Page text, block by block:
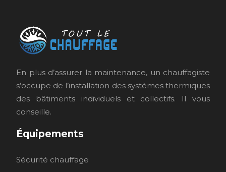
En plus d’assurer la maintenance, un chauffagiste
s’occupe de l’installation des systèmes thermiques
des bâtiments individuels et collectifs. Il vous
conseille.
Équipements
Sécurité chauffage